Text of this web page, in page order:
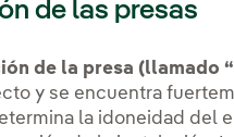
de las presas
de la presa (llamado
y se encuentra
la idoneidad del